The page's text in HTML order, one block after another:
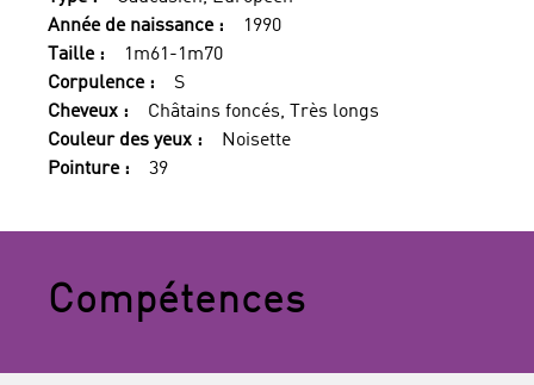
Année de naissance :
1990
Taille :
1m61-1m70
Corpulence :
S
Cheveux :
Châtains foncés, Très longs
Couleur des yeux :
Noisette
Pointure :
39
Compétences